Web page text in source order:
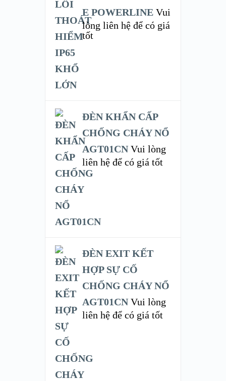
E POWERLINE Vui
lòng liên hệ để có giá
tốt
ĐÈN KHẨN CẤP
CHỐNG CHÁY NỔ
AGT01CN Vui lòng
liên hệ để có giá tốt
ĐÈN EXIT KẾT
HỢP SỰ CỐ
CHỐNG CHÁY NỔ
AGT01CN Vui lòng
liên hệ để có giá tốt